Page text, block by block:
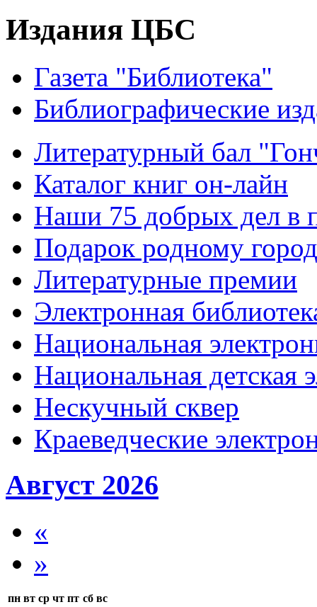
Издания ЦБС
Газета "Библиотека"
Библиографические
Литературный бал
Каталог книг он-лайн
Наши 75 добрых дел в
Подарок родному
Литературные премии
Электронная
Национальная
Национальная детская
Нескучный сквер
Краеведческие
Август 2026
«
»
пн вт ср чт пт сб вс